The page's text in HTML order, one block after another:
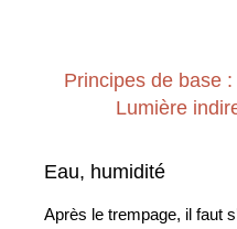
Principes de base
Lumière
Eau, humidité
Après le trempage, il faut